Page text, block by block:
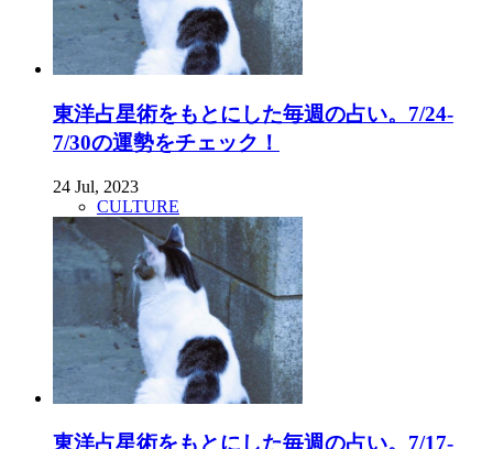
東洋占星術をもとにした毎週の占い。7/24-
7/30の運勢をチェック！
24 Jul, 2023
CULTURE
東洋占星術をもとにした毎週の占い。7/17-